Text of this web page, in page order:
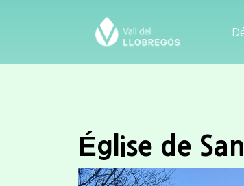
Église de